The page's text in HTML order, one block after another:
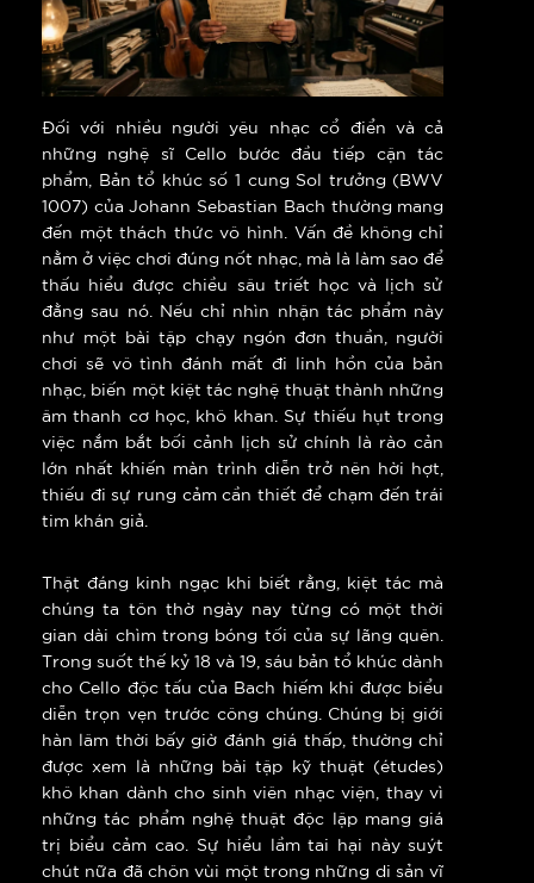
Đối với nhiều người yêu nhạc cổ điển và cả
những nghệ sĩ Cello bước đầu tiếp cận tác
phẩm, Bản tổ khúc số 1 cung Sol trưởng (BWV
1007) của Johann Sebastian Bach thường mang
đến một thách thức vô hình. Vấn đề không chỉ
nằm ở việc chơi đúng nốt nhạc, mà là làm sao để
thấu hiểu được chiều sâu triết học và lịch sử
đằng sau nó. Nếu chỉ nhìn nhận tác phẩm này
như một bài tập chạy ngón đơn thuần, người
chơi sẽ vô tình đánh mất đi linh hồn của bản
nhạc, biến một kiệt tác nghệ thuật thành những
âm thanh cơ học, khô khan. Sự thiếu hụt trong
việc nắm bắt bối cảnh lịch sử chính là rào cản
lớn nhất khiến màn trình diễn trở nên hời hợt,
thiếu đi sự rung cảm cần thiết để chạm đến trái
tim khán giả.
Thật đáng kinh ngạc khi biết rằng, kiệt tác mà
chúng ta tôn thờ ngày nay từng có một thời
gian dài chìm trong bóng tối của sự lãng quên.
Trong suốt thế kỷ 18 và 19, sáu bản tổ khúc dành
cho Cello độc tấu của Bach hiếm khi được biểu
diễn trọn vẹn trước công chúng. Chúng bị giới
hàn lâm thời bấy giờ đánh giá thấp, thường chỉ
được xem là những bài tập kỹ thuật (études)
khô khan dành cho sinh viên nhạc viện, thay vì
những tác phẩm nghệ thuật độc lập mang giá
trị biểu cảm cao. Sự hiểu lầm tai hại này suýt
chút nữa đã chôn vùi một trong những di sản vĩ